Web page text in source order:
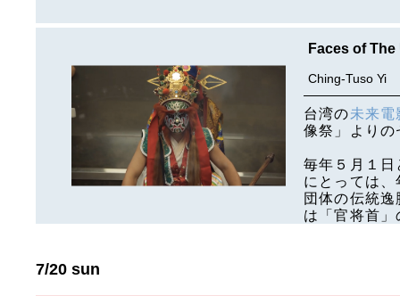
Faces of
Ching-Tuso Yi
台湾の未来電
像祭」より
毎年５月１
にとっては
団体の伝統
は「官将首
7/20 sun